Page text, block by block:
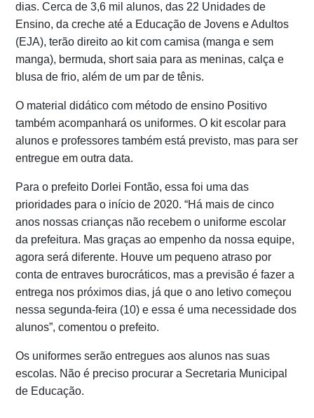
dias. Cerca de 3,6 mil alunos, das 22 Unidades de
Ensino, da creche até a Educação de Jovens e Adultos
(EJA), terão direito ao kit com camisa (manga e sem
manga), bermuda, short saia para as meninas, calça e
blusa de frio, além de um par de tênis.
O material didático com método de ensino Positivo
também acompanhará os uniformes. O kit escolar para
alunos e professores também está previsto, mas para ser
entregue em outra data.
Para o prefeito Dorlei Fontão, essa foi uma das
prioridades para o início de 2020. “Há mais de cinco
anos nossas crianças não recebem o uniforme escolar
da prefeitura. Mas graças ao empenho da nossa equipe,
agora será diferente. Houve um pequeno atraso por
conta de entraves burocráticos, mas a previsão é fazer a
entrega nos próximos dias, já que o ano letivo começou
nessa segunda-feira (10) e essa é uma necessidade dos
alunos”, comentou o prefeito.
Os uniformes serão entregues aos alunos nas suas
escolas. Não é preciso procurar a Secretaria Municipal
de Educação.